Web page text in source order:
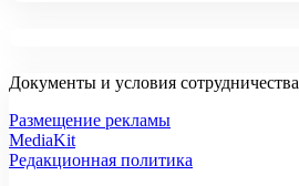
Документы и условия сотрудничества
Размещение рекламы
MediaKit
Редакционная политика